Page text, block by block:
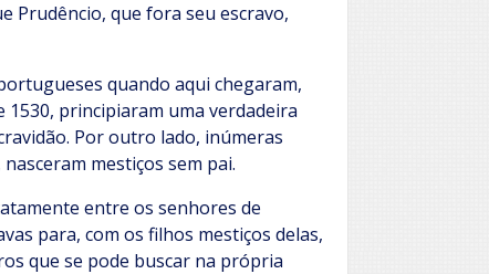
Prudêncio, que fora seu escravo,
quando aqui chegaram,
principiaram uma verdadeira
Por outro lado, inúmeras
mestiços sem pai.
entre os senhores de
para, com os filhos mestiços delas,
que se pode buscar na própria